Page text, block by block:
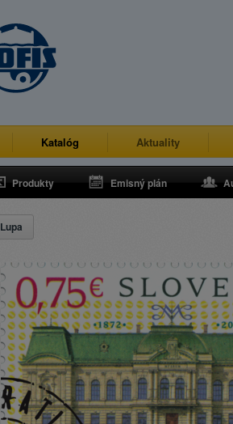
Katalóg Aktuality
Produkty Emisný plán
Lupa